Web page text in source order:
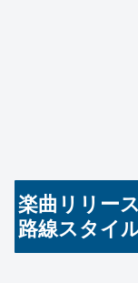
楽曲リリー
路線スタイ